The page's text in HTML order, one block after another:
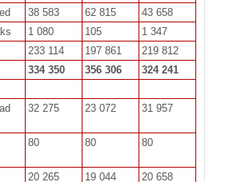
38 583 62 815
43 658
1 080 105
1 347
233 114 197 861
219 812
334 350
356 306
324 241
32 275 23 072 31 957
80 80 80
20 265 19 044 20 658